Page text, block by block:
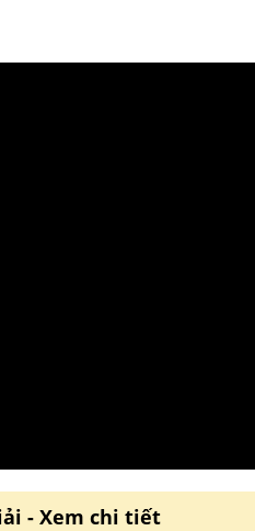
- Xem chi tiết